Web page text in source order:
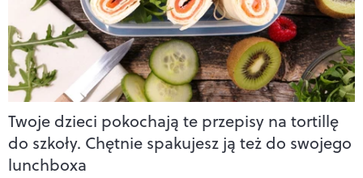
Twoje dzieci pokochają te przepisy na tortillę
do szkoły. Chętnie spakujesz ją też do swojego
lunchboxa